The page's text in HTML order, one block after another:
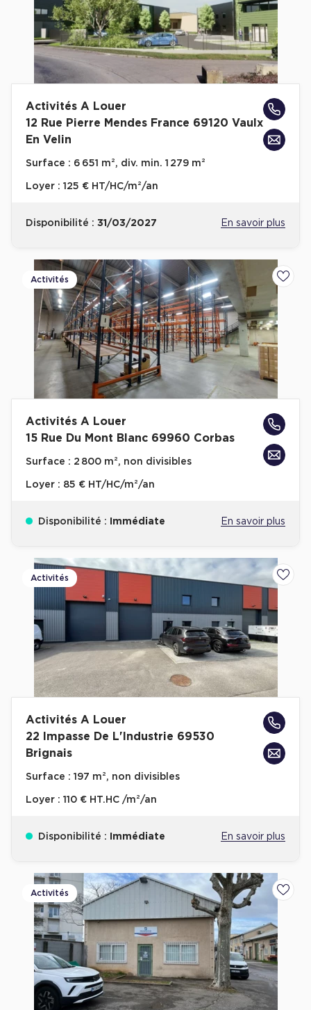
Activités A Louer
12 Rue Pierre Mendes France 69120 Vaulx
En Velin
Surface : 6 651 m², div. min. 1 279 m²
Loyer : 125 € HT/HC/m²/an
Disponibilité : 31/03/2027 En savoir plus
Activités
Activités A Louer
15 Rue Du Mont Blanc 69960 Corbas
Surface : 2 800 m², non divisibles
Loyer : 85 € HT/HC/m²/an
Disponibilité : Immédiate En savoir plus
Activités
Activités A Louer
22 Impasse De L'Industrie 69530
Brignais
Surface : 197 m², non divisibles
Loyer : 110 € HT.HC /m²/an
Disponibilité : Immédiate En savoir plus
Activités